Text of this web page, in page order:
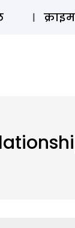
क्राइम